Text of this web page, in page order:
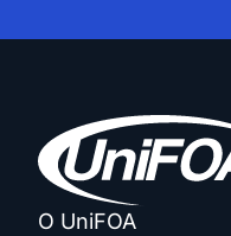
O UniFOA